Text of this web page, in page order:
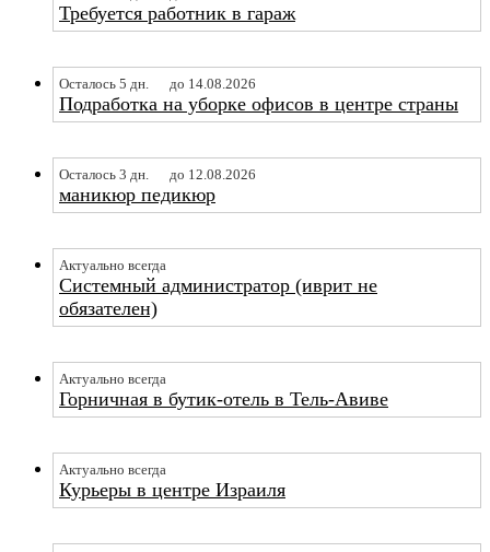
Требуется работник в гараж
Осталось 5 дн. до 14.08.2026
Подработка на уборке офисов в центре страны
Осталось 3 дн. до 12.08.2026
маникюр педикюр
Актуально всегда
Системный администратор (иврит не
обязателен)
Актуально всегда
Горничная в бутик-отель в Тель-Авиве
Актуально всегда
Курьеры в центре Израиля